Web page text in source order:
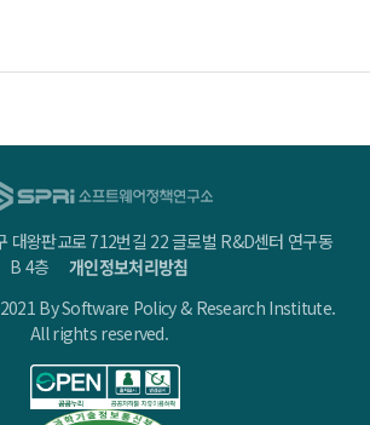
대왕판교로 712번길 22 글로벌 R&D센터 연구동
B 4층개인정보처리방침
By Software Policy & Research Institute.
All rights reserved.